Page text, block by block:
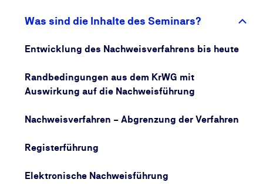
falsche Angaben –, die zu rechtlichen
eingesetzten Software wird vermittelt, wie die
umgesetzt werden können. Auch für den Vertrieb ist
dieses Wissen relevant, etwa im Kundendialog zu
Was sind die Inhalte des Seminars?
Entwicklung des Nachweisverfahrens bis heute
Randbedingungen aus dem KrWG mit
Auswirkung auf die Nachweisführung
Nachweisverfahren – Abgrenzung der Verfahren
Registerführung
Elektronische Nachweisführung